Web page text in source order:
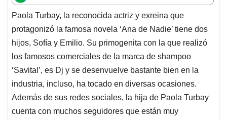
t
s
A
p
p
e
b
o
o
k
k
e
d
I
n
i
l
e
a
d
s
Paola Turbay, la reconocida actriz y exreina que
protagonizó la famosa novela ‘Ana de Nadie’ tiene dos
hijos, Sofía y Emilio. Su primogenita con la que realizó
los famosos comerciales de la marca de shampoo
‘Savital’, es Dj y se desenvuelve bastante bien en la
industria, incluso, ha tocado en diversas ocasiones.
Además de sus redes sociales, la hija de Paola Turbay
cuenta con muchos seguidores que están muy